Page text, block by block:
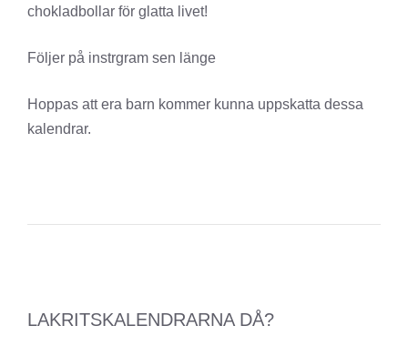
chokladbollar för glatta livet!
Följer på instrgram sen länge
Hoppas att era barn kommer kunna uppskatta dessa
kalendrar.
LAKRITSKALENDRARNA DÅ?